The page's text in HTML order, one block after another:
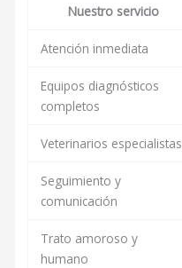
Nuestro servicio
Atención inmediata
Equipos diagnósticos
completos
Veterinarios especialistas
Seguimiento y
comunicación
Trato amoroso y
humano